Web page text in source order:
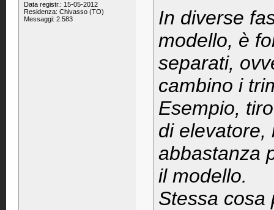
Data registr.: 15-05-2012
Residenza: Chivasso (TO)
Messaggi: 2.583
In diverse
modello, è
separati,
cambino i
Esempio,
di elevatore,
abbastanza
il modello.
Stessa cosa